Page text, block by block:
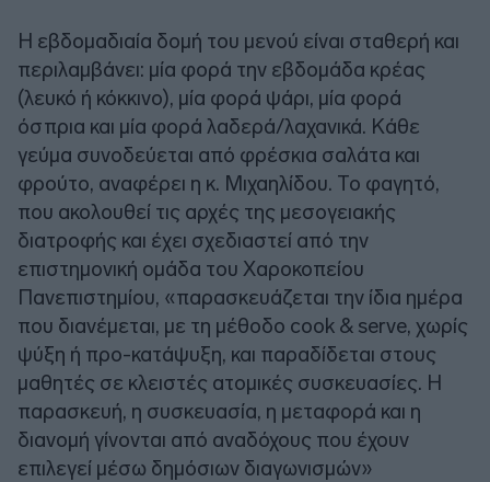
Η εβδομαδιαία δομή του μενού είναι σταθερή και
περιλαμβάνει: μία φορά την εβδομάδα κρέας
(λευκό ή κόκκινο), μία φορά ψάρι, μία φορά
όσπρια και μία φορά λαδερά/λαχανικά. Κάθε
γεύμα συνοδεύεται από φρέσκια σαλάτα και
φρούτο, αναφέρει η κ. Μιχαηλίδου. Το φαγητό,
που ακολουθεί τις αρχές της μεσογειακής
διατροφής και έχει σχεδιαστεί από την
επιστημονική ομάδα του Χαροκοπείου
Πανεπιστημίου, «παρασκευάζεται την ίδια ημέρα
που διανέμεται, με τη μέθοδο cook & serve, χωρίς
ψύξη ή προ-κατάψυξη, και παραδίδεται στους
μαθητές σε κλειστές ατομικές συσκευασίες. Η
παρασκευή, η συσκευασία, η μεταφορά και η
διανομή γίνονται από αναδόχους που έχουν
επιλεγεί μέσω δημόσιων διαγωνισμών»